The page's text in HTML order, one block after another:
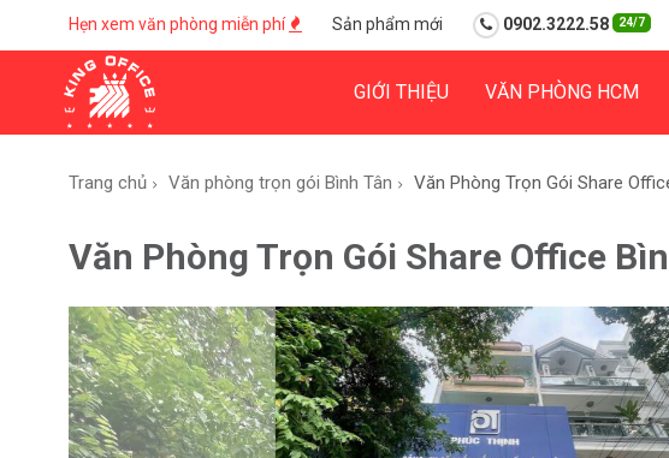
Hẹn xem văn phòng miễn phí Sản phẩm mới 0902.3222.58 24/7
GIỚI THIỆU VĂN PHÒNG HCM
Trang chủ Văn phòng trọn gói Bình Tân Văn Phòng Trọn Gói Share
Văn Phòng Trọn Gói Share Office